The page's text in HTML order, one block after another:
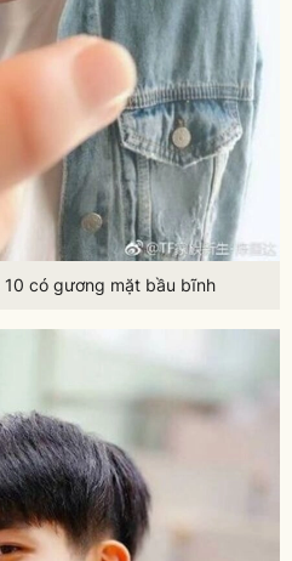
10 có gương mặt bầu bĩnh